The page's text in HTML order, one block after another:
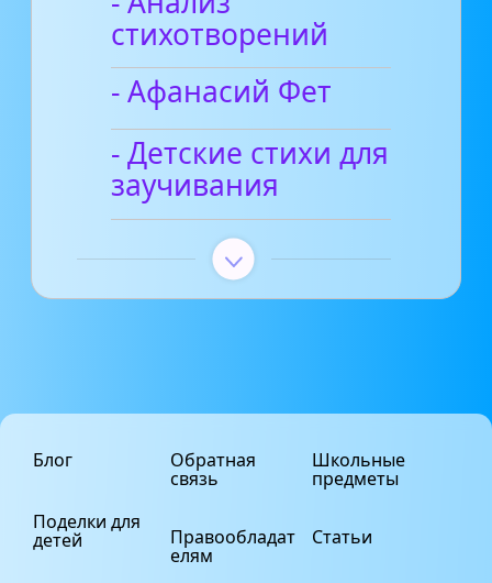
стихотворений
- Афанасий Фет
- Детские стихи для
заучивания
Блог
Поделки для
детей
Обратная
связь
Правообладат
елям
Школьные
предметы
Статьи